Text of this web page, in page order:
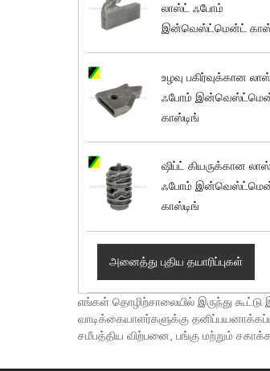
லாஸ்ட் ஃபோம்
இன்வெஸ்ட்மென்ட்
உழவு பகிர்வுக்கான
ஃபோம்
காஸ்டிங்
ஷிப்ட் கியருக்கான
ஃபோம்
காஸ்டிங்
அனைத்து புதிய தயாரிப்புகள்
எங்கள் தொழிற்சாலையில் இருந்து கூட்டு
வாடிக்கையாளர்களுக்கு
சமீபத்திய விற்பனை, பங்கு மற்றும்